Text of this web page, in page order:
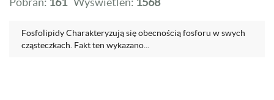
Fosfolipidy Charakteryzują się obecnością fosforu w swych
cząsteczkach. Fakt ten wykazano...